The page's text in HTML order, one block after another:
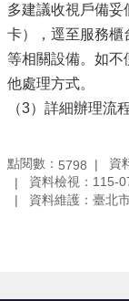
多建議收視戶備妥
卡），逕至服務櫃
等相關設備。如不
他處理方式。
（3）詳細辦理流
點閱數： 5798
資
資料檢視：115-
資料維護：臺北